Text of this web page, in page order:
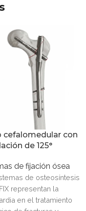
cefalomedular con
de 125°
de fijación ósea
de osteosíntesis
representan la
en el tratamiento